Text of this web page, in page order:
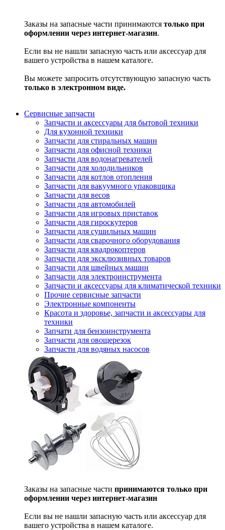
Заказы на запасные части принимаются только при
оформлении через интернет-магазин.
Если вы не нашли запасную часть или аксессуар для
вашего устройства в нашем каталоге.
Вы можете запросить отсутствующую запасную часть
только в электронном виде.
Сервисные запчасти
Запчасти и аксессуары для бытовой техники
Для кухонной техники
Запчасти для стиральных машин
Запчасти для офисной техники
Запчасти для водонагревателей
Запчасти для холодильников
Запчасти для котлов отопления
Запчасти для вакуумного упаковщика
Запчасти для весов
Запчасти для автомобилей
Запчасти для игровых приставок
Запчасти для гироскутеров
Запчасти для сушильных машин
Запчасти для сварочного оборудования
Запчасти для квадрокоптеров
Запчасти для эксклюзивных товаров
Запчасти для швейных машин
Запчасти для электроинструмента
Запчасти и аксессуары для климатической техники
Прочие сервисные запчасти
Электронные компоненты
Красота и здоровье, запчасти и аксессуары для
техники
Запчати для бензоинструмента
Запчасти для овощерезок
Запчасти для водяных насосов
Заказы на запасные части принимаются только при
оформлении через интернет-магазин
Если вы не нашли запасную часть или аксессуар для
вашего устройства в нашем каталоге.